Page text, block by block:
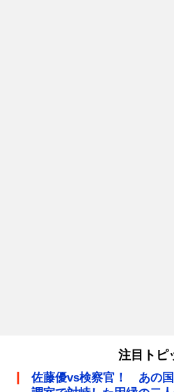
注目トピ
佐藤優vs検察官！ あの